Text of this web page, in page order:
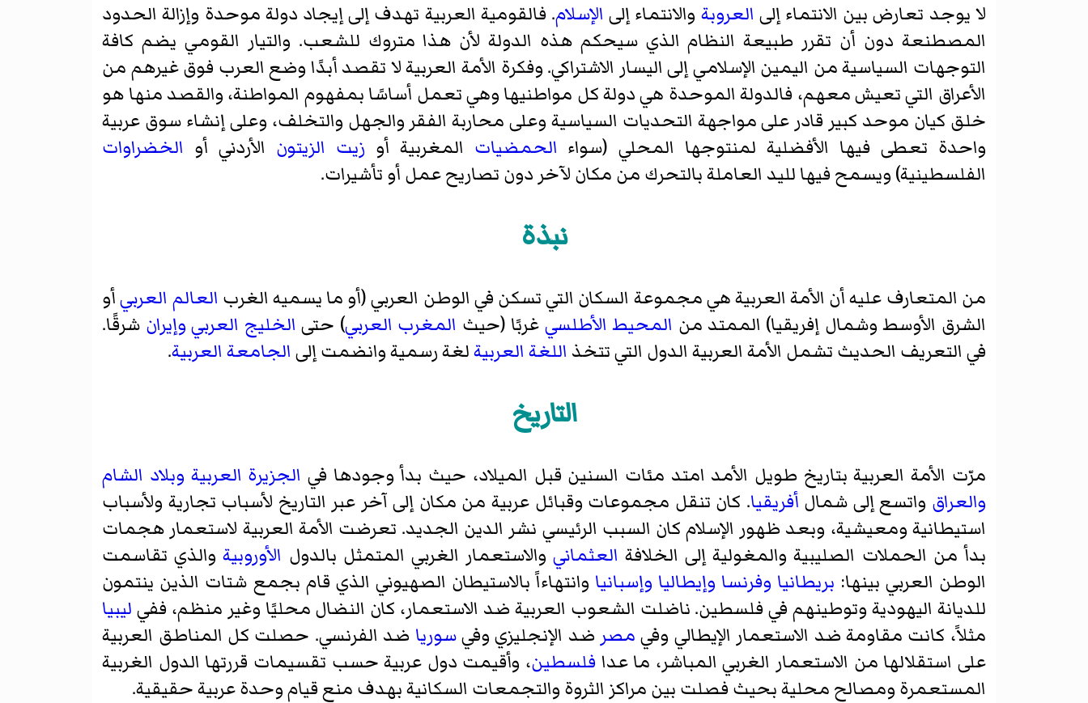
لا يوجد تعارض بين الانتماء إلى العروبة والانتماء إلى الإسلام. فالقومية العربية تهدف إلى إيجاد دولة موحدة وإزالة الحدود
المصطنعة دون أن تقرر طبيعة النظام الذي سيحكم هذه الدولة لأن هذا متروك للشعب. والتيار القومي يضم كافة
التوجهات السياسية من اليمين الإسلامي إلى اليسار الاشتراكي. وفكرة الأمة العربية لا تقصد أبدًا وضع العرب فوق غيرهم من
الأعراق التي تعيش معهم، فالدولة الموحدة هي دولة كل مواطنيها وهي تعمل أساسًا بمفهوم المواطنة، والقصد منها هو
خلق كيان موحد كبير قادر على مواجهة التحديات السياسية وعلى محاربة الفقر والجهل والتخلف، وعلى إنشاء سوق عربية
واحدة تعطى فيها الأفضلية لمنتوجها المحلي (سواء الحمضيات المغربية أو زيت الزيتون الأردني أو الخضراوات
الفلسطينية) ويسمح فيها لليد العاملة بالتحرك من مكان لآخر دون تصاريح عمل أو تأشيرات.
نبذة
من المتعارف عليه أن الأمة العربية هي مجموعة السكان التي تسكن في الوطن العربي (أو ما يسميه الغرب العالم العربيأو
الشرق الأوسط وشمال إفريقيا) الممتد من المحيط الأطلسي غربًا (حيث المغرب العربي) حتى الخليج العربي وإيران شرقًا.
في التعريف الحديث تشمل الأمة العربية الدول التي تتخذ اللغة العربيةلغة رسمية وانضمت إلى الجامعة العربية.
التاريخ
مرّت الأمة العربية بتاريخ طويل الأمد امتد مئات السنين قبل الميلاد، حيث بدأ وجودها في الجزيرة العربية وبلاد الشام
والعراق واتسع إلى شمال أفريقيا. كان تنقل مجموعات وقبائل عربية من مكان إلى آخر عبر التاريخ لأسباب تجارية ولأسباب
استيطانية ومعيشية، وبعد ظهور الإسلام كان السبب الرئيسي نشر الدين الجديد. تعرضت الأمة العربية لاستعمار هجمات
بدأ من الحملات الصليبية والمغولية إلى الخلافة العثماني والاستعمار الغربي المتمثل بالدول الأوروبيةوالذي تقاسمت
الوطن العربي بينها: بريطانيا وفرنسا وإيطاليا وإسبانيا وانتهاءاً بالاستيطان الصهيوني الذي قام بجمع شتات الذين ينتمون
للديانة اليهودية وتوطينهم في فلسطين. ناضلت الشعوب العربية ضد الاستعمار، كان النضال محليًا وغير منظم، ففي ليبيا
مثلاً، كانت مقاومة ضد الاستعمار الإيطالي وفي مصر ضد الإنجليزي وفيسوريا ضد الفرنسي. حصلت كل المناطق العربية
على استقلالها من الاستعمار الغربي المباشر، ما عدا فلسطين، وأقيمت دول عربية حسب تقسيمات قررتها الدول الغربية
المستعمرة ومصالح محلية بحيث فصلت بين مراكز الثروة والتجمعات السكانية بهدف منع قيام وحدة عربية حقيقية.